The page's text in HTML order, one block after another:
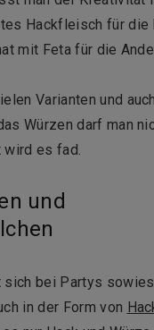
Hackfleisch für die
mit Feta für die
Varianten und
Würzen darf man
es fad.
und
sich bei Partys
in der Form von